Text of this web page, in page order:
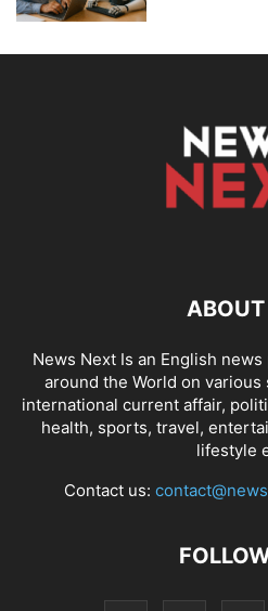
News Next Is an English
around the World on
international current affair,
health, sports, travel,
lifestyle
Contact us: